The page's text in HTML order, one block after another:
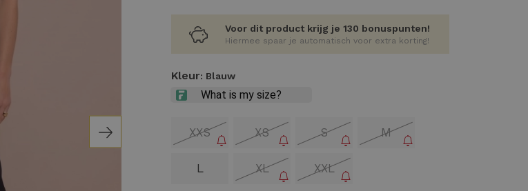
Voor dit product krijg je 130 bonuspunten!
Hiermee spaar je automatisch voor extra korting!
Kleur: Blauw
XXS XS S M
L XL XXL